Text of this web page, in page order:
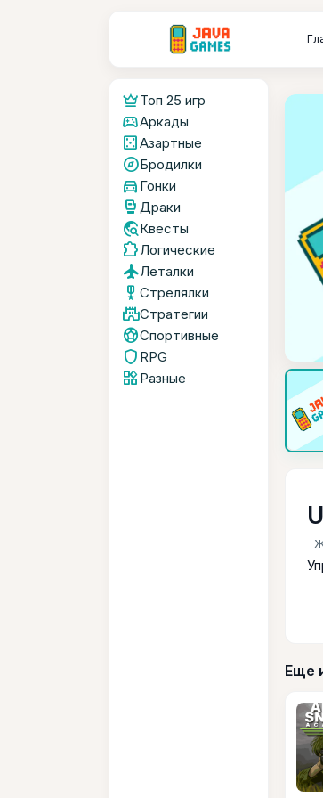
crownТоп 25 игр
sports_esportsАркады
casinoАзартные
exploreБродилки
directions_car Гонки
sports_mma Драки
travel_exploreКвесты
extensionЛогические
flightЛеталки
military_tech Стрелялки
castleСтратегии
sports_soccerСпортивные
shield RPG
widgetsРазные
Еще